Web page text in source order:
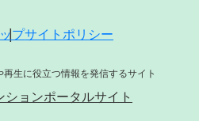
プサイトポリシー
再生に役立つ情報を発信するサイト
ションポータルサイト